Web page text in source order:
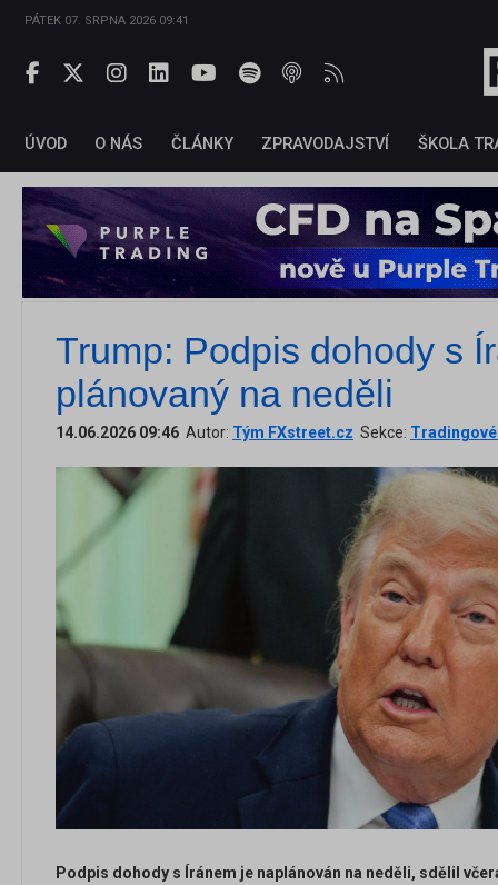
PÁTEK 07. SRPNA 2026 09:41
ÚVOD O NÁS ČLÁNKY ZPRAVODAJSTVÍ ŠKOLA
Trump: Podpis dohody s
plánovaný na neděli
14.06.2026 09:46 Autor: Tým FXstreet.cz Sekce: Tradingové
Podpis dohody s Íránem je naplánován na neděli, sdělil